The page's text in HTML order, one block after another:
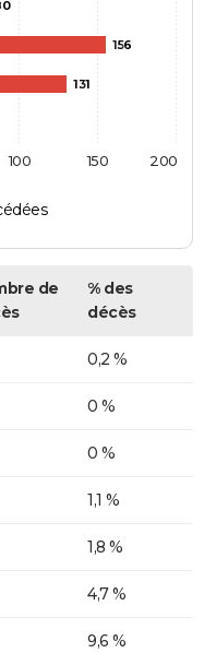
156
131
100 150 200
de
% des
décès
0,2 %
0 %
0 %
1,1 %
1,8 %
4,7 %
9,6 %